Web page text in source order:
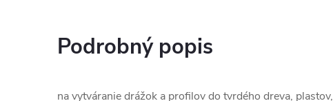
Podrobný popis
na vytváranie drážok a profilov do tvrdého dreva,